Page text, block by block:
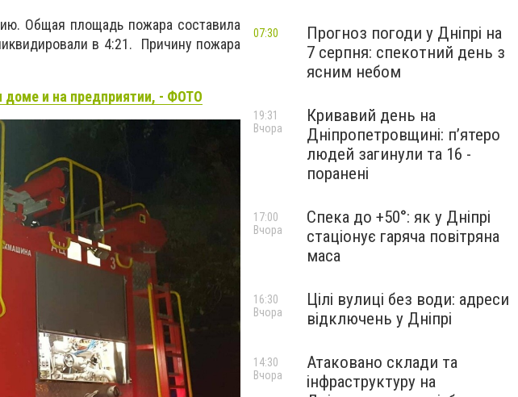
Общая площадь пожара составила
в 4:21. Причину пожара
и на предприятии, - ФОТО
Прогноз погоди у Дніпрі на
7 серпня: спекотний день з
ясним небом
07:30
Кривавий день на
Дніпропетровщині: п’ятеро
людей загинули та 16 -
поранені
19:31
Вчора
Спека до +50°: як у Дніпрі
стаціонує гаряча повітряна
маса
17:00
Вчора
Цілі вулиці без води: адреси
відключень у Дніпрі
16:30
Вчора
Атаковано склади та
інфраструктуру на
14:30
Вчора